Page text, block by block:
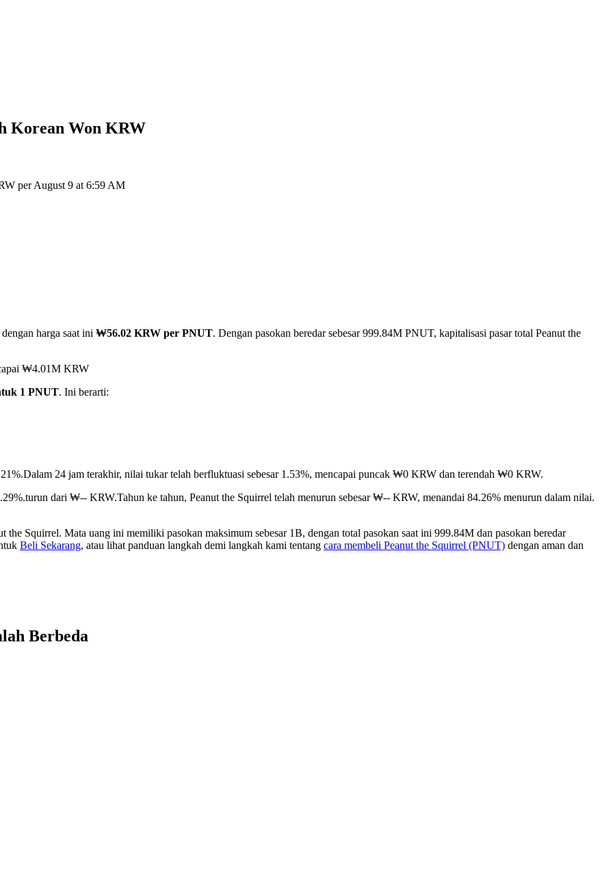
Korean Won KRW
per August 9 at 6:59 AM
harga saat ini ₩56.02 KRW per PNUT. Dengan pasokan beredar sebesar 999.84M PNUT, kapitalisasi pasar total Peanut the
₩4.01M KRW
1 PNUT. Ini berarti:
Dalam 24 jam terakhir, nilai tukar telah berfluktuasi sebesar 1.53%, mencapai puncak ₩0 KRW dan terendah ₩0 KRW.
dari ₩-- KRW.Tahun ke tahun, Peanut the Squirrel telah menurun sebesar ₩-- KRW, menandai 84.26% menurun dalam nilai.
Squirrel. Mata uang ini memiliki pasokan maksimum sebesar 1B, dengan total pasokan saat ini 999.84M dan pasokan beredar
Beli Sekarang, atau lihat panduan langkah demi langkah kami tentang cara membeli Peanut the Squirrel (PNUT) dengan aman dan
Berbeda